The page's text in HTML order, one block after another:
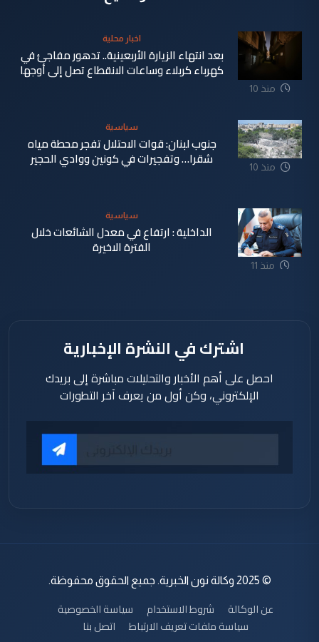
منذ 10
اخبار محلية
بعد انتهاء الزيارة الأربعينية.. تدهور مفاجئ في
كهرباء كربلاء وساعات الانقطاع تصل إلى أوجها
منذ 10
سياسية
جنوب لبنان: قوات الاحتلال تفجر محطة مياه
شقرا… وتفجيرات في كونين ووادي الحجير
منذ 11
سياسية
الداخلية : ارتفاع في معدل الشائعات خلال
الفترة الاخيرة
اشترك في النشرة الإخبارية
احصل على أهم الأخبار والتحليلات مباشرة إلى بريدك
الإلكتروني، وكن أول من يعرف آخر التطورات
© 2025 وكالة نون الخبرية. جميع الحقوق محفوظة.
عن الوكالة شروط الاستخدام
سياسة الخصوصية
سياسة ملفات تعريف الارتباط
اتصل بنا